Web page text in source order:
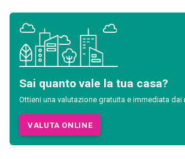
Sai quanto vale la tua casa?
Ottieni una valutazione gratuita e immediata
VALUTA ONLINE